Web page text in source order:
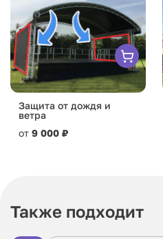
Защита от дождя и
ветра
от 9 000 ₽
Также подходит